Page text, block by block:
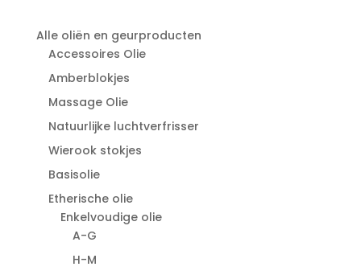
Alle oliën en geurproducten
Accessoires Olie
Amberblokjes
Massage Olie
Natuurlijke luchtverfrisser
Wierook stokjes
Basisolie
Etherische olie
Enkelvoudige olie
A-G
H-M